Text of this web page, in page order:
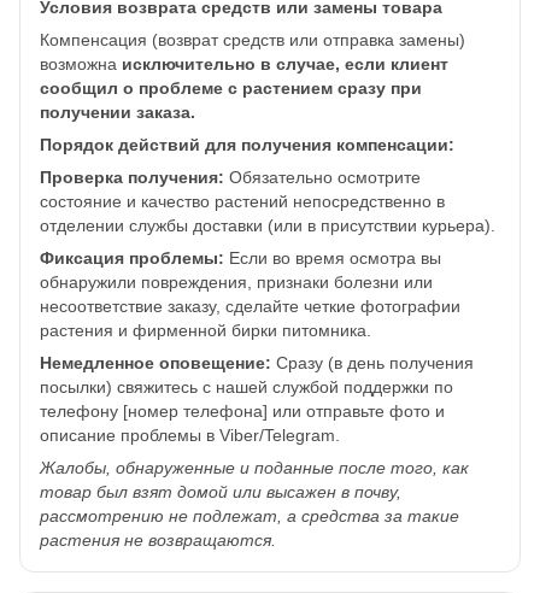
Условия возврата средств или замены товара
Компенсация (возврат средств или отправка замены)
возможна исключительно в случае, если клиент
сообщил о проблеме с растением сразу при
получении заказа.
Порядок действий для получения компенсации:
Проверка получения: Обязательно осмотрите
состояние и качество растений непосредственно в
отделении службы доставки (или в присутствии курьера).
Фиксация проблемы: Если во время осмотра вы
обнаружили повреждения, признаки болезни или
несоответствие заказу, сделайте четкие фотографии
растения и фирменной бирки питомника.
Немедленное оповещение: Сразу (в день получения
посылки) свяжитесь с нашей службой поддержки по
телефону [номер телефона] или отправьте фото и
описание проблемы в Viber/Telegram.
Жалобы, обнаруженные и поданные после того, как
товар был взят домой или высажен в почву,
рассмотрению не подлежат, а средства за такие
растения не возвращаются.